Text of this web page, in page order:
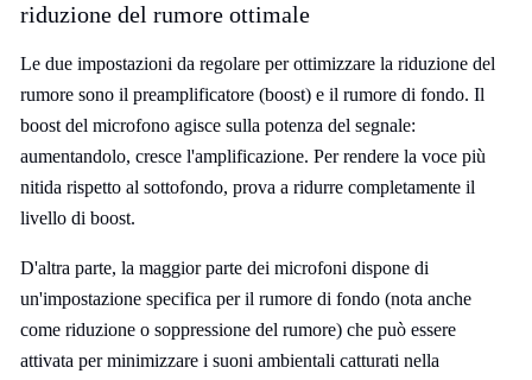
riduzione del rumore ottimale
Le due impostazioni da regolare per ottimizzare la riduzione del
rumore sono il preamplificatore (boost) e il rumore di fondo. Il
boost del microfono agisce sulla potenza del segnale:
aumentandolo, cresce l'amplificazione. Per rendere la voce più
nitida rispetto al sottofondo, prova a ridurre completamente il
livello di boost.
D'altra parte, la maggior parte dei microfoni dispone di
un'impostazione specifica per il rumore di fondo (nota anche
come riduzione o soppressione del rumore) che può essere
attivata per minimizzare i suoni ambientali catturati nella